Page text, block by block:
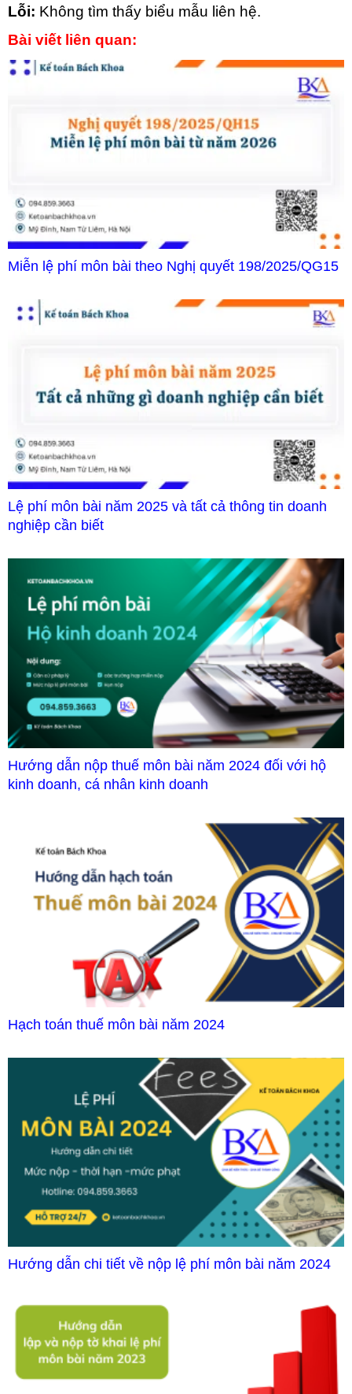
Lỗi: Không tìm thấy biểu mẫu liên hệ.
Bài viết liên quan:
Miễn lệ phí môn bài theo Nghị quyết 198/2025/QG15
Lệ phí môn bài năm 2025 và tất cả thông tin doanh
nghiệp cần biết
Hướng dẫn nộp thuế môn bài năm 2024 đối với hộ
kinh doanh, cá nhân kinh doanh
Hạch toán thuế môn bài năm 2024
Hướng dẫn chi tiết về nộp lệ phí môn bài năm 2024